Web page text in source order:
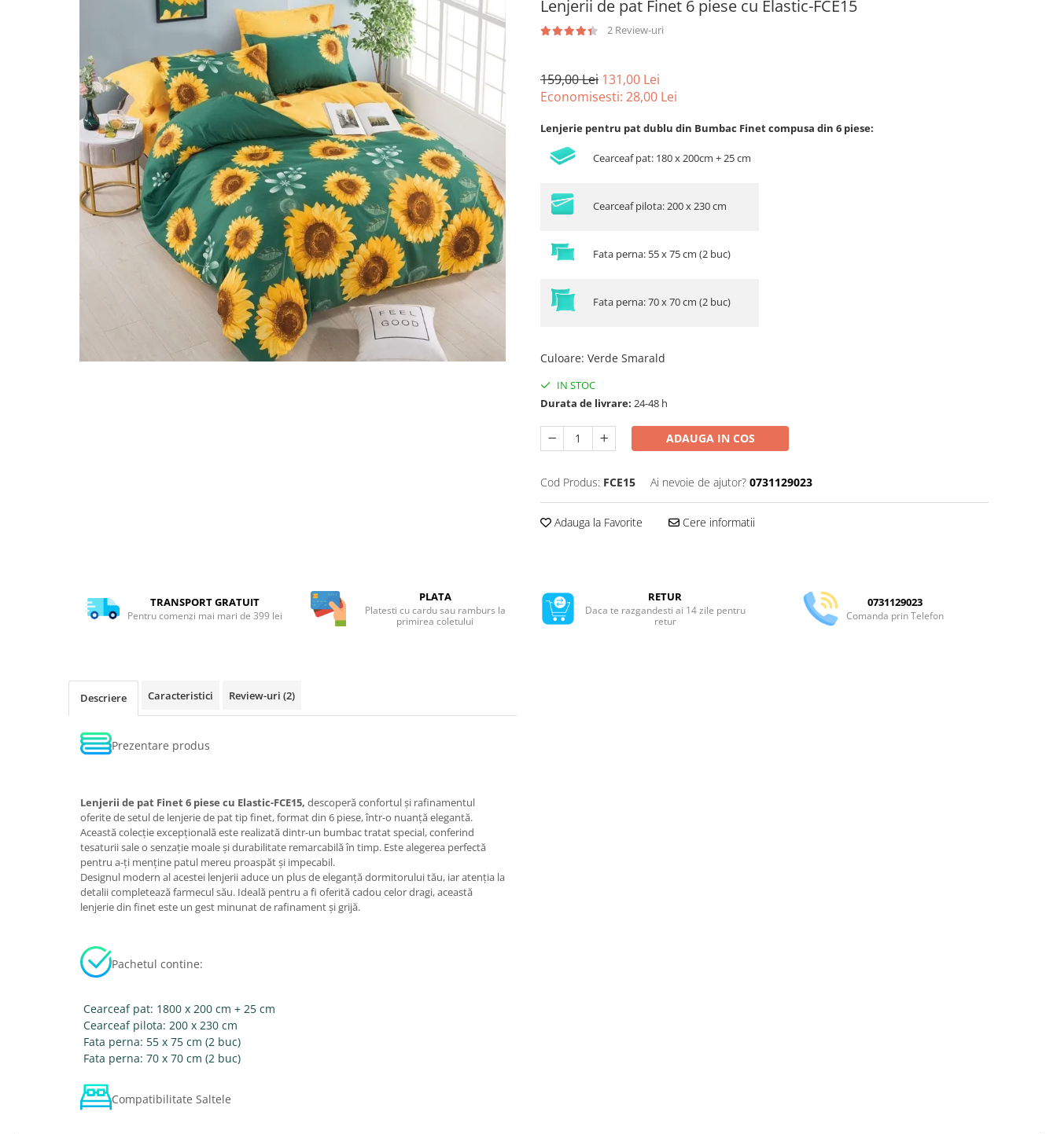
Lenjerii de pat Bumbac Poplin
Lenjerii de pat Damasc
Lenjerii de pat Finet + 2 Draperii
Lenjerii de pat Finet cu PLIURI
Lenjerii de pat finet Home
Lenjerii de pat Saten 4 piese cu
Lenjerii de pat Finet 6 piese cu Elastic-FCE15
2 Review-uri
159,00 Lei 131,00 Lei
Economisesti: 28,00 Lei
Lenjerie pentru pat dublu din Bumbac Finet compusa din 6 piese:
Cearceaf pat: 180 x 200cm + 25 cm
Cearceaf pilota: 200 x 230 cm
Fata perna: 55 x 75 cm (2 buc)
Fata perna: 70 x 70 cm (2 buc)
Culoare: Verde Smarald
IN STOC
Durata de livrare: 24-48 h
ADAUGA IN COS
Cod Produs: FCE15 Ai nevoie de ajutor? 0731129023
Adauga la Favorite Cere informatii
TRANSPORT GRATUIT
Pentru comenzi mai mari de 399 lei
PLATA
Platesti cu cardu sau ramburs la
primirea coletului
RETUR
Daca te razgandesti ai 14 zile pentru
retur
0731129023
Comanda prin Telefon
Descriere Caracteristici Review-uri (2)
Prezentare produs
Lenjerii de pat Finet 6 piese cu Elastic-FCE15, descoperă confortul și rafinamentul
oferite de setul de lenjerie de pat tip finet, format din 6 piese, într-o nuanță elegantă.
Această colecție excepțională este realizată dintr-un bumbac tratat special, conferind
tesaturii sale o senzație moale și durabilitate remarcabilă în timp. Este alegerea perfectă
pentru a-ți menține patul mereu proaspăt și impecabil.
Designul modern al acestei lenjerii aduce un plus de eleganță dormitorului tău, iar atenția la
detalii completează farmecul său. Ideală pentru a fi oferită cadou celor dragi, această
lenjerie din finet este un gest minunat de rafinament și grijă.
Pachetul contine:
Cearceaf pat: 1800 x 200 cm + 25 cm
Cearceaf pilota: 200 x 230 cm
Fata perna: 55 x 75 cm (2 buc)
Fata perna: 70 x 70 cm (2 buc)
Compatibilitate Saltele